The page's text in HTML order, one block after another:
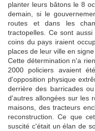
planter leurs bâtons le 8
demain, si le
routes et dans les
tractopelles. Ce sont
coins du pays iraient
places de leur ville en
Cette détermination n'a
2000 policiers avaient
d'opposition physique
derrière des barricades
d'autres allongées sur les
maisons, des tracteurs
reconstruction. Ce que
suscité c'était un élan de